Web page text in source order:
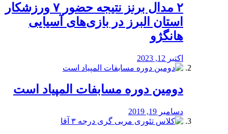
۲ مدال برنز نتیجه حضور ۷ ورزشکار
استان البرز در بازی‌های آسیایی
هانگژو
اکتبر 12, 2023
دومین دوره مسابفات المپیاد است
دسامبر 19, 2019